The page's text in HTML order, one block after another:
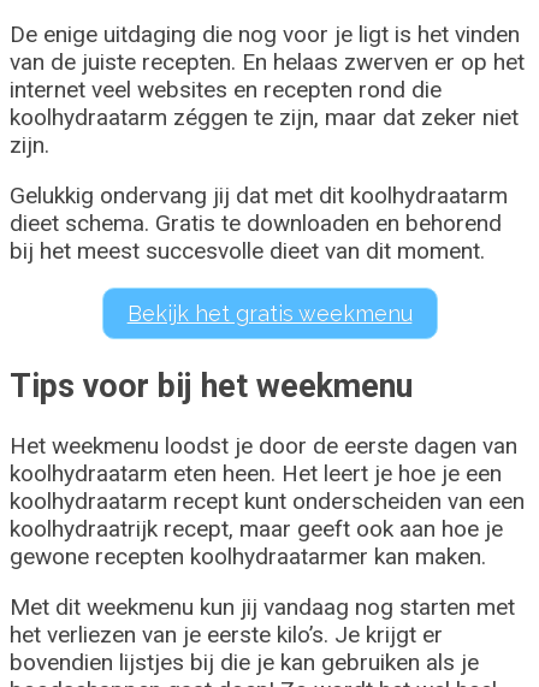
De enige uitdaging die nog voor je ligt is het vinden
van de juiste recepten. En helaas zwerven er op het
internet veel websites en recepten rond die
koolhydraatarm zéggen te zijn, maar dat zeker niet
zijn.
Gelukkig ondervang jij dat met dit koolhydraatarm
dieet schema. Gratis te downloaden en behorend
bij het meest succesvolle dieet van dit moment.
Bekijk het gratis weekmenu
Tips voor bij het weekmenu
Het weekmenu loodst je door de eerste dagen van
koolhydraatarm eten heen. Het leert je hoe je een
koolhydraatarm recept kunt onderscheiden van een
koolhydraatrijk recept, maar geeft ook aan hoe je
gewone recepten koolhydraatarmer kan maken.
Met dit weekmenu kun jij vandaag nog starten met
het verliezen van je eerste kilo’s. Je krijgt er
bovendien lijstjes bij die je kan gebruiken als je